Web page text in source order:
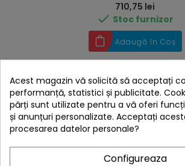
710,75 lei
 Stoc furnizor
Adaugă în Coș
Livrare gratis
Acest magazin vă solicită să acceptați
performanță, statistici și publicitate.
părți sunt utilizate pentru a vă oferi
și anunțuri personalizate. Acceptați
procesarea datelor personale?
Configureaza